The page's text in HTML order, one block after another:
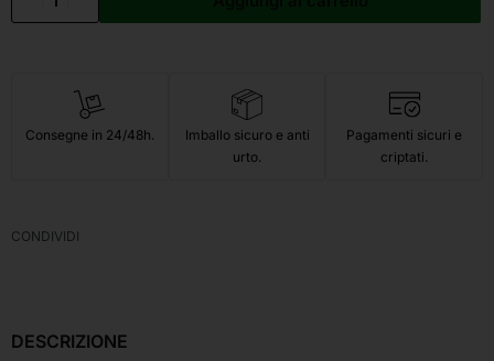
Consegne in 24/48h.
Imballo sicuro e anti
urto.
Pagamenti sicuri e
criptati.
CONDIVIDI
DESCRIZIONE